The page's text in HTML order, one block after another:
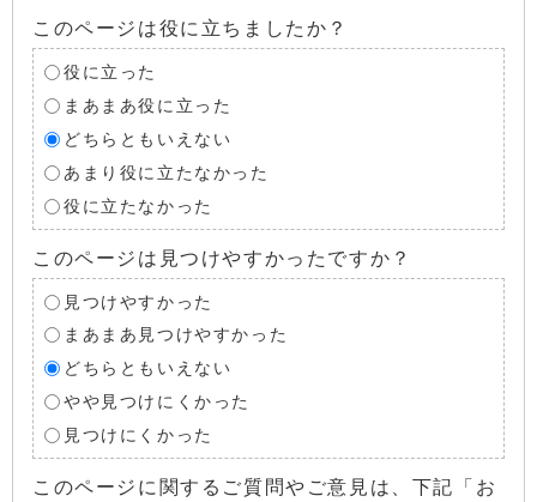
このページは役に立ちましたか？
役に立った
まあまあ役に立った
どちらともいえない
あまり役に立たなかった
役に立たなかった
このページは見つけやすかったですか？
見つけやすかった
まあまあ見つけやすかった
どちらともいえない
やや見つけにくかった
見つけにくかった
このページに関するご質問やご意見は、下記「お